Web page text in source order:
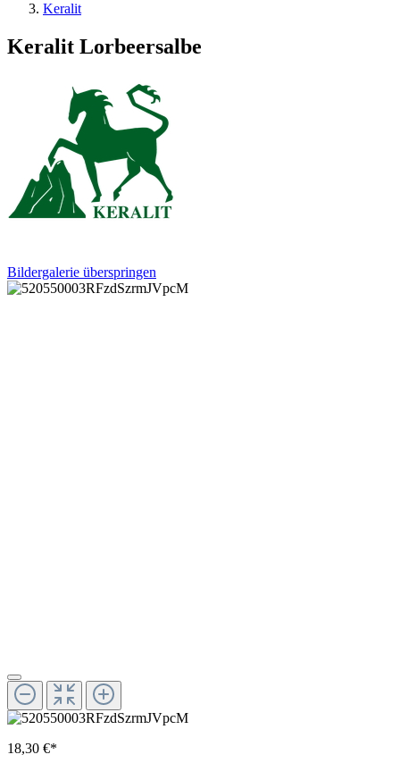
Keralit
Keralit Lorbeersalbe
Bildergalerie überspringen
18,30 €*